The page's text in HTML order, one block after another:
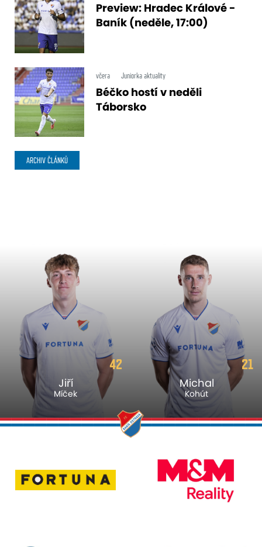
Preview: Hradec Králové -
Baník (neděle, 17:00)
včera Juniorka aktuality
Béčko hostí v neděli
Táborsko
ARCHIV ČLÁNKŮ
42
Jiří
Míček
21
Michal
Kohút